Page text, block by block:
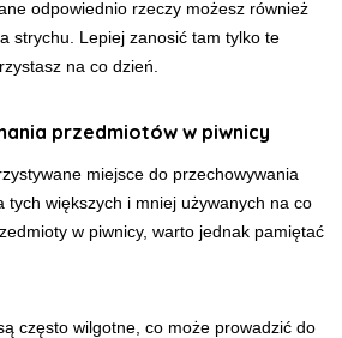
odpowiednio rzeczy możesz również
strychu. Lepiej zanosić tam tylko te
na co dzień.
przedmiotów w piwnicy
miejsce do przechowywania
tych większych i mniej używanych na co
w piwnicy, warto jednak pamiętać
często wilgotne, co może prowadzić do